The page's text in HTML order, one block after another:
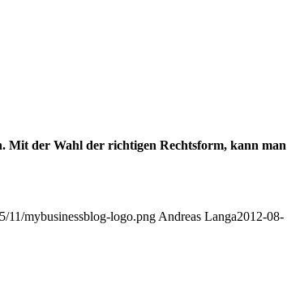
Mit der Wahl der richtigen Rechtsform, kann man
11/mybusinessblog-logo.png Andreas Langa2012-08-